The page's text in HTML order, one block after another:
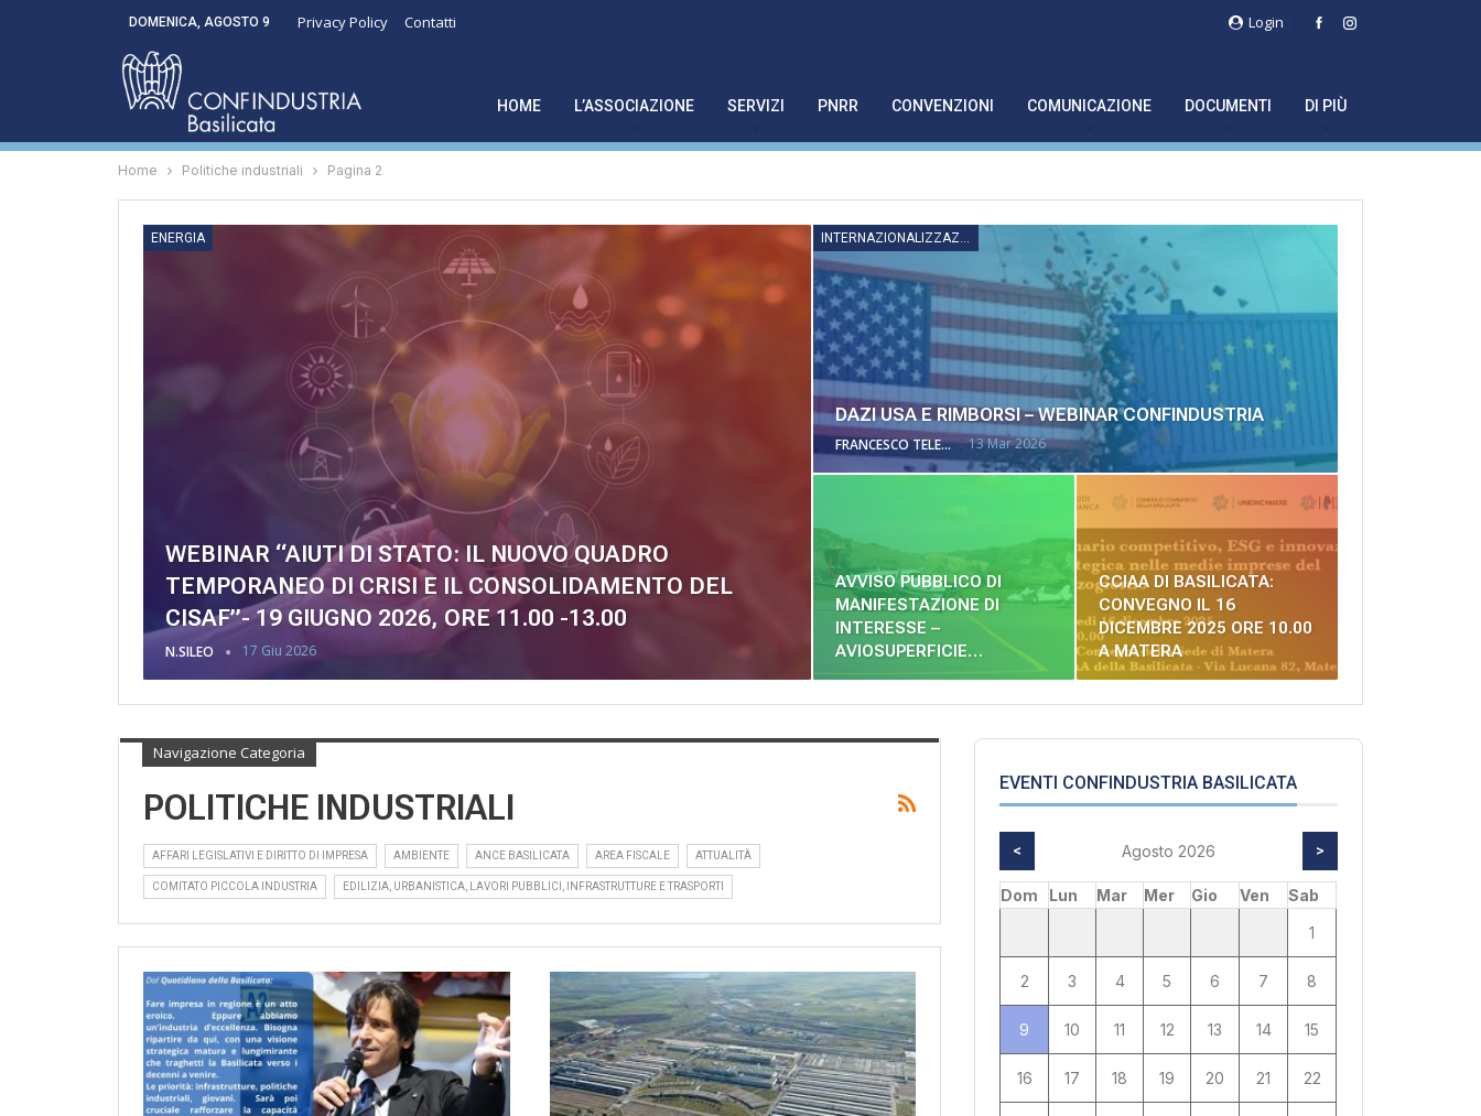
Login
DOMENICA, AGOSTO 9 Privacy Policy Contatti
HOME L’ASSOCIAZIONE SERVIZI PNRR CONVENZIONI COMUNICAZIONE DOCUMENTI DI PIÙ
Home Politiche industriali Pagina 2
ENERGIA
WEBINAR “AIUTI DI STATO: IL NUOVO QUADRO
TEMPORANEO DI CRISI E IL CONSOLIDAMENTO DEL
CISAF”- 19 GIUGNO 2026, ORE 11.00 -13.00
N.SILEO 17 Giu 2026
INTERNAZIONALIZZAZIONE
DAZI USA E RIMBORSI – WEBINAR CONFINDUSTRIA
FRANCESCO TELESCA 13 Mar 2026
AVVISO PUBBLICO DI
MANIFESTAZIONE DI
INTERESSE –
AVIOSUPERFICIE…
CCIAA DI BASILICATA:
CONVEGNO IL 16
DICEMBRE 2025 ORE 10.00
A MATERA
Navigazione Categoria
POLITICHE INDUSTRIALI
AFFARI LEGISLATIVI E DIRITTO DI IMPRESA AMBIENTE ANCE BASILICATA AREA FISCALE ATTUALITÀ
COMITATO PICCOLA INDUSTRIA EDILIZIA, URBANISTICA, LAVORI PUBBLICI, INFRASTRUTTURE E TRASPORTI
EVENTI CONFINDUSTRIA BASILICATA
< Agosto 2026 >
Dom Lun Mar Mer Gio Ven
Sab
1
2 3 4 5 6 7 8
9 10 11 12 13 14 15
16 17 18 19 20 21 22